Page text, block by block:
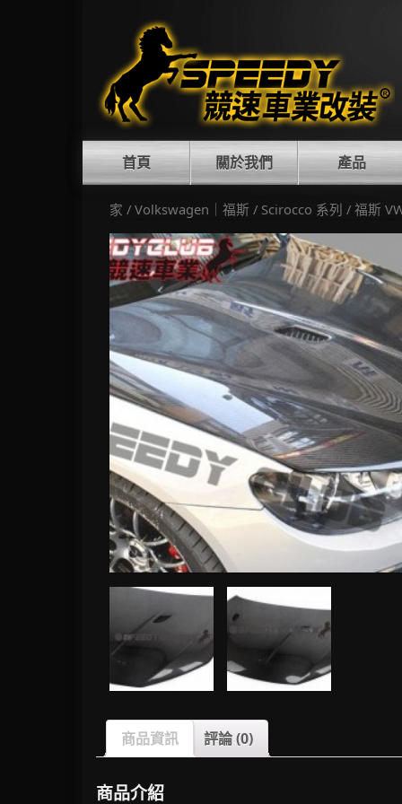
首頁 關於我們 產品
家 / Volkswagen｜福斯 / Scirocco 系列 / 福斯
商品資訊 評論 (0)
商品介紹